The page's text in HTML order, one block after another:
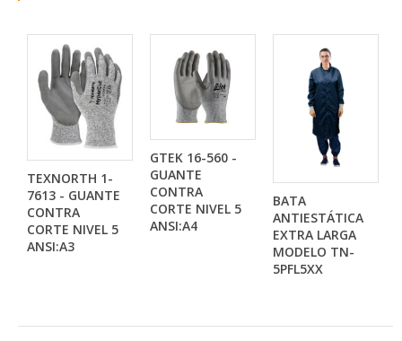
TEXNORTH 1-
7613 - GUANTE
CONTRA
CORTE NIVEL 5
ANSI:A3
GTEK 16-560 -
GUANTE
CONTRA
CORTE NIVEL 5
ANSI:A4
BATA
ANTIESTÁTICA
EXTRA LARGA
MODELO TN-
5PFL5XX